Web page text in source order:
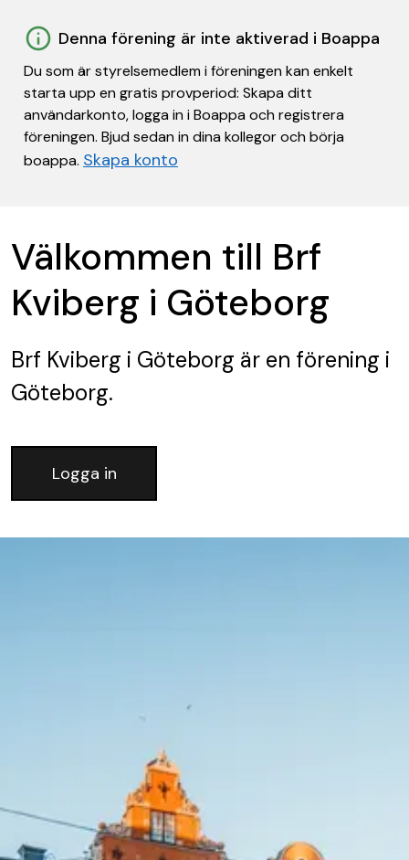
Denna förening är inte aktiverad i Boappa
Du som är styrelsemedlem i föreningen kan enkelt
starta upp en gratis provperiod: Skapa ditt
användarkonto, logga in i Boappa och registrera
föreningen. Bjud sedan in dina kollegor och börja
boappa. Skapa konto
Välkommen till Brf
Kviberg i Göteborg
Brf Kviberg i Göteborg är en förening i
Göteborg.
Logga in